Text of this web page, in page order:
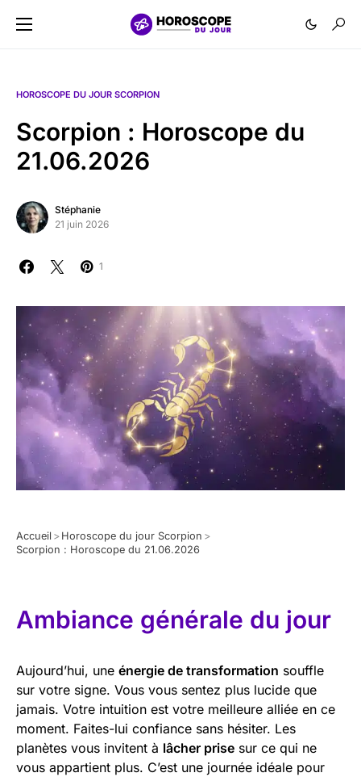
HOROSCOPE DU JOUR SCORPION
Scorpion : Horoscope du
21.06.2026
Stéphanie
21 juin 2026
1
Accueil > Horoscope du jour Scorpion >
Scorpion : Horoscope du 21.06.2026
Ambiance générale du jour
Aujourd’hui, une énergie de transformation souffle
sur votre signe. Vous vous sentez plus lucide que
jamais. Votre intuition est votre meilleure alliée en ce
moment. Faites-lui confiance sans hésiter. Les
planètes vous invitent à lâcher prise sur ce qui ne
vous appartient plus. C’est une journée idéale pour